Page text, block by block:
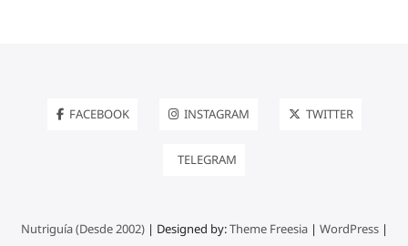
FACEBOOK INSTAGRAM TWITTER
TELEGRAM
Nutriguía (Desde 2002)| Designed by:Theme Freesia| WordPress|